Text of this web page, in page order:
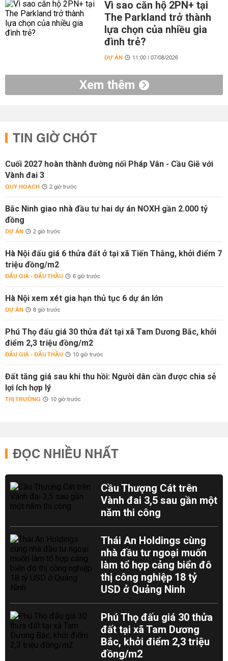
Vì sao căn hộ 2PN+ tại
The Parkland trở thành
lựa chọn của nhiều gia
đình trẻ?
DỰ ÁN 11:00 | 07/08/2026
Xem thêm
TIN GIỜ CHÓT
Cuối 2027 hoàn thành đường nối Pháp Vân - Cầu Giẽ với
Vành đai 3
QUY HOẠCH 2 giờ trước
Bắc Ninh giao nhà đầu tư hai dự án NOXH gần 2.000 tỷ
đồng
DỰ ÁN 2 giờ trước
Hà Nội đấu giá 6 thửa đất ở tại xã Tiến Thắng, khởi điểm 7
triệu đồng/m2
ĐẤU GIÁ - ĐẤU THẦU 6 giờ trước
Hà Nội xem xét gia hạn thủ tục 6 dự án lớn
DỰ ÁN 8 giờ trước
Phú Thọ đấu giá 30 thửa đất tại xã Tam Dương Bắc, khởi
điểm 2,3 triệu đồng/m2
ĐẤU GIÁ - ĐẤU THẦU 10 giờ trước
Đất tăng giá sau khi thu hồi: Người dân cần được chia sẻ
lợi ích hợp lý
THỊ TRƯỜNG 10 giờ trước
ĐỌC NHIỀU NHẤT
Cầu Thượng Cát trên
Vành đai 3,5 sau gần một
năm thi công
Thái An Holdings cùng
nhà đầu tư ngoại muốn
làm tổ hợp cảng biển đô
thị công nghiệp 18 tỷ
USD ở Quảng Ninh
Phú Thọ đấu giá 30 thửa
đất tại xã Tam Dương
Bắc, khởi điểm 2,3 triệu
đồng/m2